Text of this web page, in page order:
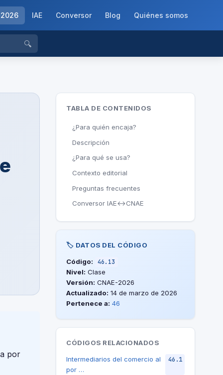
2026 IAE Conversor Blog Quiénes somos
🔍
por
TABLA DE CONTENIDOS
¿Para quién encaja?
Descripción
¿Para qué se usa?
Contexto editorial
Preguntas frecuentes
Conversor IAE↔CNAE
🏷️ DATOS DEL CÓDIGO
Código:
46.13
Nivel: Clase
Versión: CNAE-2026
Actualizado: 14 de marzo de 2026
Pertenece a: 46
CÓDIGOS RELACIONADOS
Intermediarios del comercio al
por …
46.1